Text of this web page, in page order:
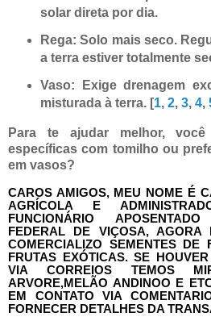
solar direta por dia.
Rega: Solo mais seco.
a terra estiver totalmente
Vaso: Exige drenagem
misturada à terra. [1, 2, 3, 4,
Para te ajudar melhor,
específicas com tomilho ou
em vasos?
CAROS AMIGOS, MEU NOME É
AGRÍCOLA E
FUNCIONÁRIO
FEDERAL DE VIÇOSA, AGORA
COMERCIALIZO SEMENTES DE
FRUTAS EXÓTICAS. SE
VIA CORREIOS TEMOS
ARVORE,MELÃO ANDINOO E
EM CONTATO VIA
FORNECER DETALHES DA